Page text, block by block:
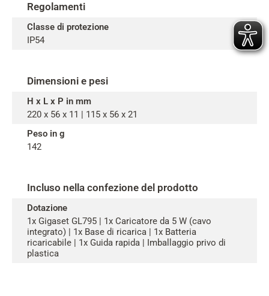
Regolamenti
Classe di protezione
IP54
Dimensioni e pesi
H x L x P in mm
220 x 56 x 11 | 115 x 56 x 21
Peso in g
142
Incluso nella confezione del prodotto
Dotazione
1x Gigaset GL795 | 1x Caricatore da 5 W (cavo
integrato) | 1x Base di ricarica | 1x Batteria
ricaricabile | 1x Guida rapida | Imballaggio privo di
plastica